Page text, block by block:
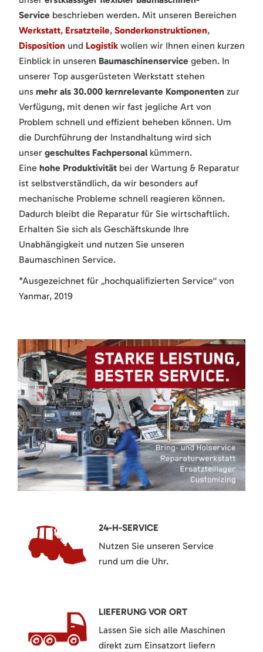
Service beschrieben werden. Mit unseren Bereichen
Werkstatt, Ersatzteile, Sonderkonstruktionen,
Disposition und Logistik wollen wir Ihnen einen kurzen
Einblick in unseren Baumaschinenservice geben. In
unserer Top ausgerüsteten Werkstatt stehen
uns mehr als 30.000 kernrelevante Komponenten zur
Verfügung, mit denen wir fast jegliche Art von
Problem schnell und effizient beheben können. Um
die Durchführung der Instandhaltung wird sich
unser geschultes Fachpersonal kümmern.
Eine hohe Produktivität bei der Wartung & Reparatur
ist selbstverständlich, da wir besonders auf
mechanische Probleme schnell reagieren können.
Dadurch bleibt die Reparatur für Sie wirtschaftlich.
Erhalten Sie sich als Geschäftskunde Ihre
Unabhängigkeit und nutzen Sie unseren
Baumaschinen Service.
*Ausgezeichnet für „hochqualifizierten Service“ von
Yanmar, 2019
24-H-SERVICE
Nutzen Sie unseren Service
rund um die Uhr.
LIEFERUNG VOR ORT
Lassen Sie sich alle Maschinen
direkt zum Einsatzort liefern